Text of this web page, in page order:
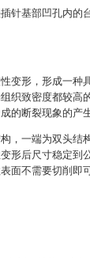
针基部凹孔内的
变形，形成一种
织致密度都较高
的断裂现象的产生
，一端为双头结
形后尺寸稳定到
面不需要切削即